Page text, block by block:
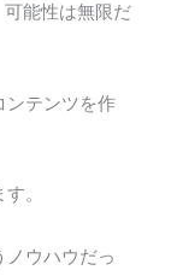
能性は無限だ
ンテンツを作
。
ウハウだっ